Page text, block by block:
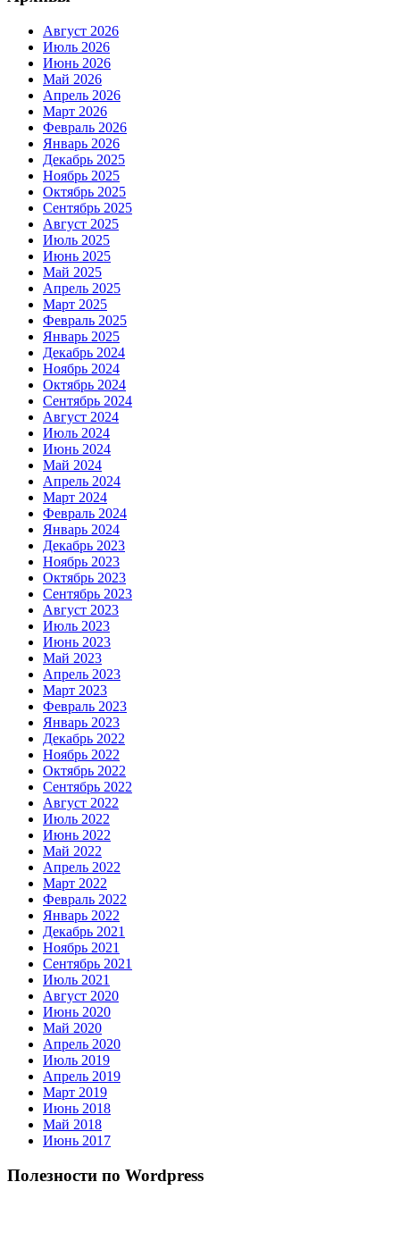
Август 2026
Июль 2026
Июнь 2026
Май 2026
Апрель 2026
Март 2026
Февраль 2026
Январь 2026
Декабрь 2025
Ноябрь 2025
Октябрь 2025
Сентябрь 2025
Август 2025
Июль 2025
Июнь 2025
Май 2025
Апрель 2025
Март 2025
Февраль 2025
Январь 2025
Декабрь 2024
Ноябрь 2024
Октябрь 2024
Сентябрь 2024
Август 2024
Июль 2024
Июнь 2024
Май 2024
Апрель 2024
Март 2024
Февраль 2024
Январь 2024
Декабрь 2023
Ноябрь 2023
Октябрь 2023
Сентябрь 2023
Август 2023
Июль 2023
Июнь 2023
Май 2023
Апрель 2023
Март 2023
Февраль 2023
Январь 2023
Декабрь 2022
Ноябрь 2022
Октябрь 2022
Сентябрь 2022
Август 2022
Июль 2022
Июнь 2022
Май 2022
Апрель 2022
Март 2022
Февраль 2022
Январь 2022
Декабрь 2021
Ноябрь 2021
Сентябрь 2021
Июль 2021
Август 2020
Июнь 2020
Май 2020
Апрель 2020
Июль 2019
Апрель 2019
Март 2019
Июнь 2018
Май 2018
Июнь 2017
Полезности по Wordpress